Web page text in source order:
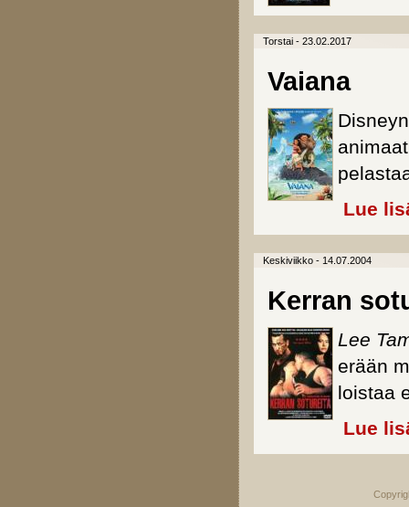
Torstai - 23.02.2017
Vaiana
Lue
Keskiviikko - 14.07.2004
Kerran
Lee
erään
loistaa
Lue